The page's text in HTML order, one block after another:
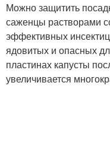
Можно защитить
саженцы растворами
эффективных
ядовитых и опасных
пластинах капусты
увеличивается